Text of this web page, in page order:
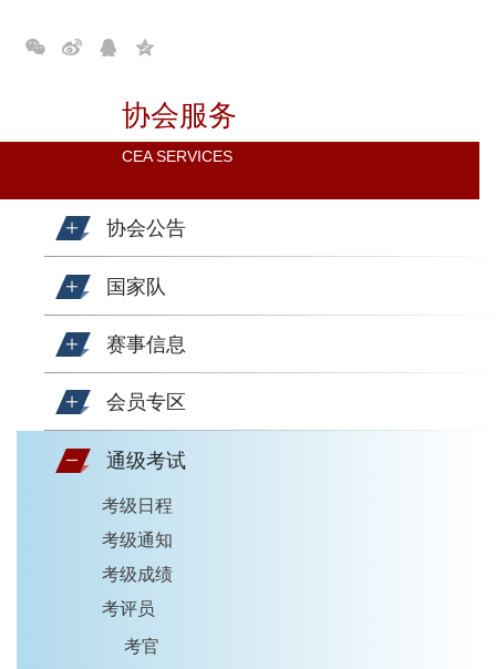
协会服务
CEA SERVICES
协会公告
国家队
赛事信息
会员专区
通级考试
考级日程
考级通知
考级成绩
考评员
考官